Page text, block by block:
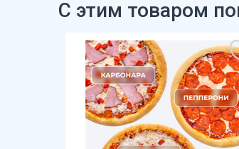
С этим товаром